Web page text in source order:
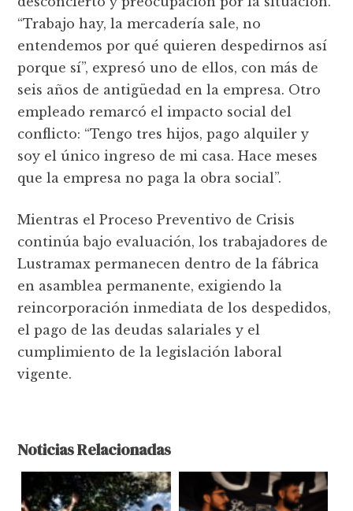
“Trabajo hay, la mercadería sale, no
entendemos por qué quieren despedirnos así
porque sí”, expresó uno de ellos, con más de
seis años de antigüedad en la empresa. Otro
empleado remarcó el impacto social del
conflicto: “Tengo tres hijos, pago alquiler y
soy el único ingreso de mi casa. Hace meses
que la empresa no paga la obra social”.
Mientras el Proceso Preventivo de Crisis
continúa bajo evaluación, los trabajadores de
Lustramax permanecen dentro de la fábrica
en asamblea permanente, exigiendo la
reincorporación inmediata de los despedidos,
el pago de las deudas salariales y el
cumplimiento de la legislación laboral
vigente.
Noticias Relacionadas